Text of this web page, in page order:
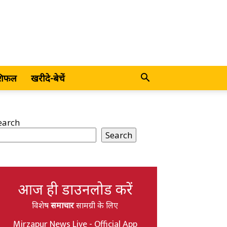
खरीदे-बेचें
Search
आज ही डाउनलोड करें
विशेषसमाचारसामग्री के लिए